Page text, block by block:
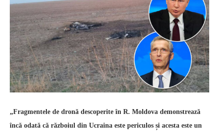
„Fragmentele de dronă descoperite în R. Moldova demonstrează
încă odată că războiul din Ucraina este periculos și acesta este un